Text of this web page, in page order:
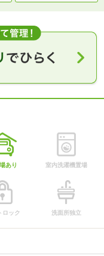
あり 室内洗濯機置場
ロック 洗面所独立